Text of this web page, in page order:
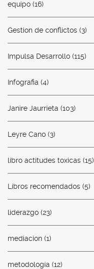
equipo (16)
Gestion de conflictos (3)
Impulsa Desarrollo (115)
Infografia (4)
Janire Jaurrieta (103)
Leyre Cano (3)
libro actitudes toxicas (15)
Libros recomendados (5)
liderazgo (23)
mediacion (1)
metodología (12)